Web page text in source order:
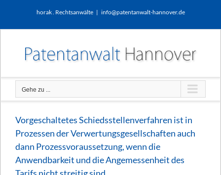
horak . Rechtsanwälte | info@patentanwalt-hannover.de
Gehe zu ...
Vorgeschaltetes Schiedsstellenverfahren ist in
Prozessen der Verwertungsgesellschaften auch
dann Prozessvoraussetzung, wenn die
Anwendbarkeit und die Angemessenheit des